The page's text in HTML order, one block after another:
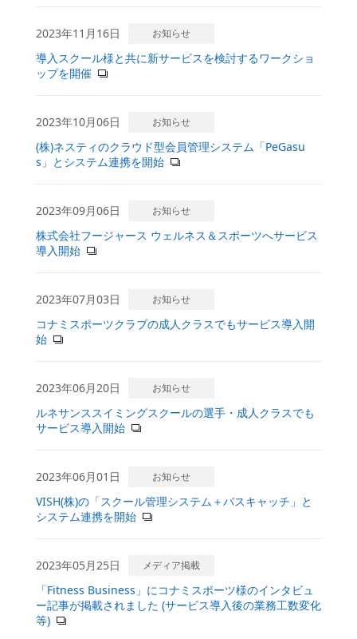
2023年11月16日 お知らせ
導入スクール様と共に新サービスを検討するワークショ
ップを開催
2023年10月06日 お知らせ
(株)ネスティのクラウド型会員管理システム「PeGasu
s」とシステム連携を開始
2023年09月06日 お知らせ
株式会社フージャース ウェルネス＆スポーツへサービス
導入開始
2023年07月03日 お知らせ
コナミスポーツクラブの成人クラスでもサービス導入開
始
2023年06月20日 お知らせ
ルネサンススイミングスクールの選手・成人クラスでも
サービス導入開始
2023年06月01日 お知らせ
VISH(株)の「スクール管理システム＋バスキャッチ」と
システム連携を開始
2023年05月25日 メディア掲載
「Fitness Business」にコナミスポーツ様のインタビュ
ー記事が掲載されました (サービス導入後の業務工数変化
等)